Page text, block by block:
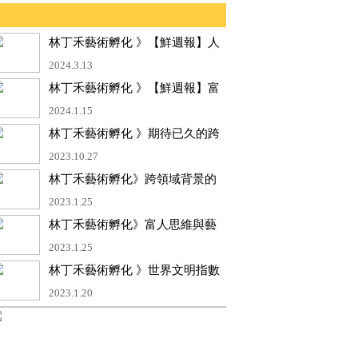
林丁禾藝術孵化 》【鮮週報】人
人都是藝術家！ 跨域整合專家林
丁禾 轉換思維靈活應用藝術X商
2024.3.13
林丁禾藝術孵化 》【鮮週報】富
人思維的藝術家 林丁禾老師 高維
度的藝術視角 孵化出最獨特的價
2024.1.15
林丁禾藝術孵化 》期待已久的跨
界藝術專書【用商學的刀剖析藝
術的牛】
2023.10.27
林丁禾藝術孵化》跨領域背景的
世界知名藝術家
2023.1.25
林丁禾藝術孵化》富人思維與藝
術思維的結合
2023.1.25
林丁禾藝術孵化 》世界文明指數
測驗通過了
2023.1.20